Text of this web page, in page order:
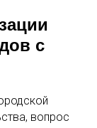
с
вопрос